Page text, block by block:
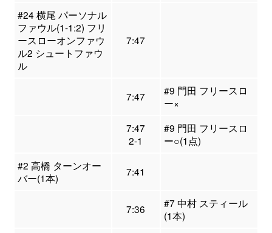
#24 横尾 パーソナル
ファウル(1-1:2) フリ
ースローオンファウ
ル2 シュートファウ
ル
7:47
7:47
#9 門田 フリースロ
ー×
7:47
2-1
#9 門田 フリースロ
ー○(1点)
#2 高橋 ターンオー
バー(1本)
7:41
7:36
#7 中村 スティール
(1本)